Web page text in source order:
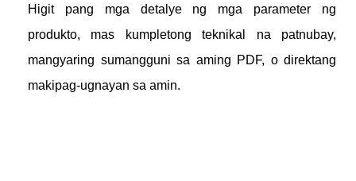
Higit pang mga detalye ng mga parameter ng
produkto, mas kumpletong teknikal na patnubay,
mangyaring sumangguni sa aming PDF, o direktang
makipag-ugnayan sa amin.